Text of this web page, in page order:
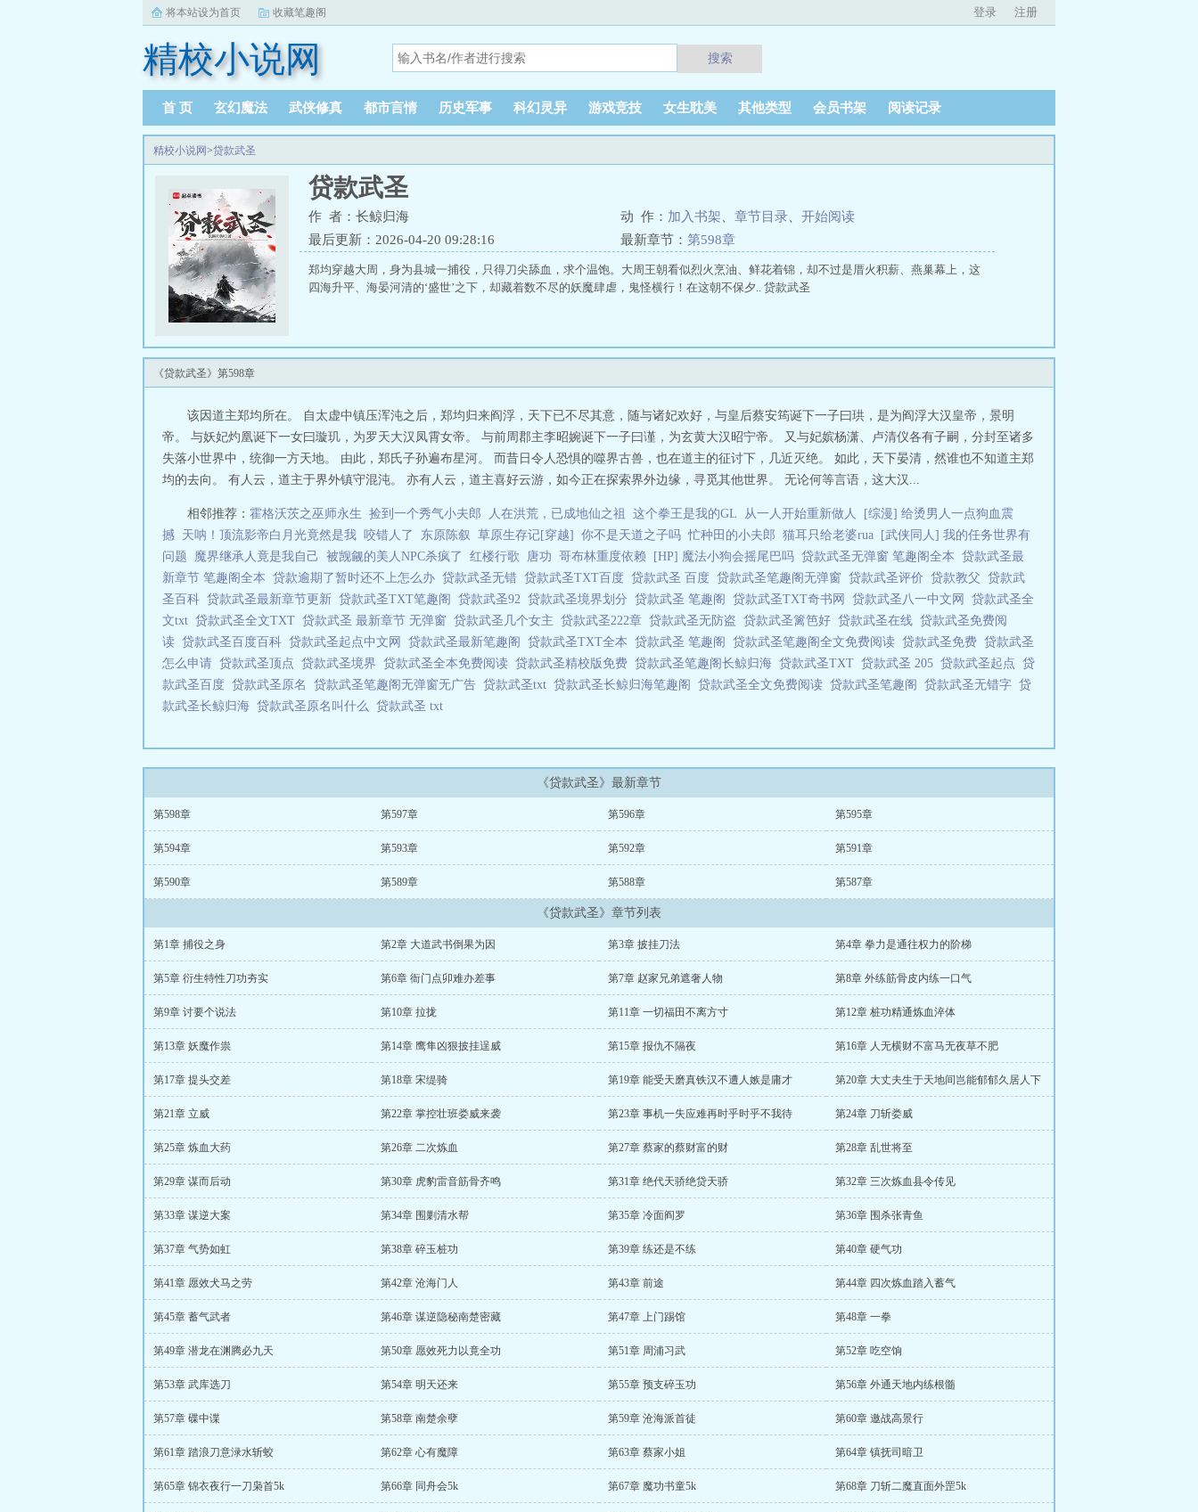
将本站设为首页 收藏笔趣阁 登录 注册
精校小说网 搜索
首 页 玄幻魔法 武侠修真 都市言情 历史军事 科幻灵异 游戏竞技 女生耽美 其他类型 会员书架 阅读记录
精校小说网>贷款武圣
贷款武圣
作 者：长鲸归海 动 作： 加入书架 章节目录
开始阅读
最后更新：2026-04-20 09:28:16
最新章节： 第598章
郑均穿越大周，身为县城一捕役，只得刀尖舔血，求个温饱。大周王朝看似烈火烹油、鲜花着锦，却不过是厝火积薪、燕巢幕上，这
四海升平、海晏河清的‘盛世’之下，却藏着数不尽的妖魔肆虐，鬼怪横行！在这朝不保夕.. 贷款武圣
《贷款武圣》第598章
该因道主郑均所在。 自太虚中镇压浑沌之后，郑均归来阎浮，天下已不尽其意，随与诸妃欢好，与皇后蔡安筠诞下一子曰珙，是为阎浮大汉皇帝，景明
帝。 与妖妃灼凰诞下一女曰璇玑，为罗天大汉凤霄女帝。 与前周郡主李昭婉诞下一子曰谨，为玄黄大汉昭宁帝。 又与妃嫔杨潇、卢清仪各有子嗣，分封至诸多
失落小世界中，统御一方天地。 由此，郑氏子孙遍布星河。 而昔日令人恐惧的噬界古兽，也在道主的征讨下，几近灭绝。 如此，天下晏清，然谁也不知道主郑
均的去向。 有人云，道主于界外镇守混沌。 亦有人云，道主喜好云游，如今正在探索界外边缘，寻觅其他世界。 无论何等言语，这大汉...
相邻推荐： 霍格沃茨之巫师永生 捡到一个秀气小夫郎 人在洪荒，已成地仙之祖 这个拳王是我的GL 从一人开始重新做人
[综漫] 给烫男人一点狗血震
撼 天呐！顶流影帝白月光竟然是我 咬错人了 东原陈叙 草原生存记[穿越] 你不是天道之子吗 忙种田的小夫郎 猫耳只给老婆rua
[武侠同人] 我的任务世界有
问题
魔界继承人竟是我自己 被觊觎的美人NPC杀疯了 红楼行歌 唐功 哥布林重度依赖 [HP] 魔法小狗会摇尾巴吗 贷款武圣无弹窗 笔趣阁全本 贷款武圣最
新章节 笔趣阁全本 贷款逾期了暂时还不上怎么办 贷款武圣无错 贷款武圣TXT百度 贷款武圣 百度 贷款武圣笔趣阁无弹窗 贷款武圣评价 贷款教父 贷款武
圣百科 贷款武圣最新章节更新 贷款武圣TXT笔趣阁 贷款武圣92 贷款武圣境界划分 贷款武圣 笔趣阁 贷款武圣TXT奇书网 贷款武圣八一中文网 贷款武圣全
文txt 贷款武圣全文TXT 贷款武圣 最新章节 无弹窗 贷款武圣几个女主 贷款武圣222章 贷款武圣无防盗 贷款武圣篱笆好 贷款武圣在线 贷款武圣免费阅
读 贷款武圣百度百科 贷款武圣起点中文网 贷款武圣最新笔趣阁 贷款武圣TXT全本 贷款武圣 笔趣阁 贷款武圣笔趣阁全文免费阅读 贷款武圣免费 贷款武圣
怎么申请 贷款武圣顶点 贷款武圣境界 贷款武圣全本免费阅读 贷款武圣精校版免费 贷款武圣笔趣阁长鲸归海 贷款武圣TXT 贷款武圣 205 贷款武圣起点 贷
款武圣百度 贷款武圣原名 贷款武圣笔趣阁无弹窗无广告 贷款武圣txt 贷款武圣长鲸归海笔趣阁 贷款武圣全文免费阅读 贷款武圣笔趣阁 贷款武圣无错字 贷
款武圣长鲸归海 贷款武圣原名叫什么 贷款武圣 txt
《贷款武圣》最新章节
第598章 第597章 第596章 第595章
第594章 第593章 第592章 第591章
第590章 第589章 第588章 第587章
《贷款武圣》章节列表
第1章 捕役之身 第2章 大道武书倒果为因 第3章 披挂刀法 第4章 拳力是通往权力的阶梯
第5章 衍生特性刀功夯实 第6章 衙门点卯难办差事 第7章 赵家兄弟遮奢人物 第8章 外练筋骨皮内练一口气
第9章 讨要个说法 第10章 拉拢 第11章 一切福田不离方寸 第12章 桩功精通炼血淬体
第13章 妖魔作祟 第14章 鹰隼凶狠披挂逞威 第15章 报仇不隔夜 第16章 人无横财不富马无夜草不肥
第17章 提头交差 第18章 宋缇骑 第19章 能受天磨真铁汉不遭人嫉是庸才 第20章 大丈夫生于天地间岂能郁郁久居人下
第21章 立威 第22章 掌控壮班娄威来袭 第23章 事机一失应难再时乎时乎不我待 第24章 刀斩娄威
第25章 炼血大药 第26章 二次炼血 第27章 蔡家的蔡财富的财 第28章 乱世将至
第29章 谋而后动 第30章 虎豹雷音筋骨齐鸣 第31章 绝代天骄绝贷天骄 第32章 三次炼血县令传见
第33章 谋逆大案 第34章 围剿清水帮 第35章 冷面阎罗 第36章 围杀张青鱼
第37章 气势如虹 第38章 碎玉桩功 第39章 练还是不练 第40章 硬气功
第41章 愿效犬马之劳 第42章 沧海门人 第43章 前途 第44章 四次炼血踏入蓄气
第45章 蓄气武者 第46章 谋逆隐秘南楚密藏 第47章 上门踢馆 第48章 一拳
第49章 潜龙在渊腾必九天 第50章 愿效死力以竟全功 第51章 周浦习武 第52章 吃空饷
第53章 武库选刀 第54章 明天还来 第55章 预支碎玉功 第56章 外通天地内练根髓
第57章 碟中谍 第58章 南楚余孽 第59章 沧海派首徒 第60章 邀战高景行
第61章 踏浪刀意渌水斩蛟 第62章 心有魔障 第63章 蔡家小姐 第64章 镇抚司暗卫
第65章 锦衣夜行一刀枭首5k 第66章 同舟会5k 第67章 魔功书童5k 第68章 刀斩二魔直面外罡5k